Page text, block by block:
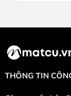
THÔNG TIN